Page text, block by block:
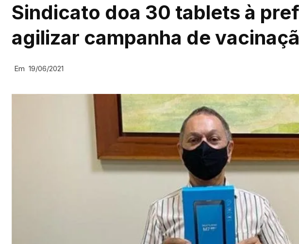
Sindicato doa 30 tablets à
agilizar campanha de
Em 19/06/2021